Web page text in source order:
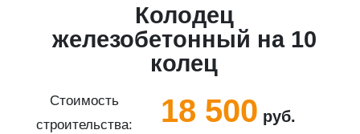
Колодец
железобетонный на 10
колец
Стоимость
строительства:
18 500 руб.